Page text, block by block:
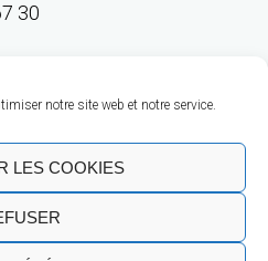
notre site web et notre service.
LES COOKIES
30